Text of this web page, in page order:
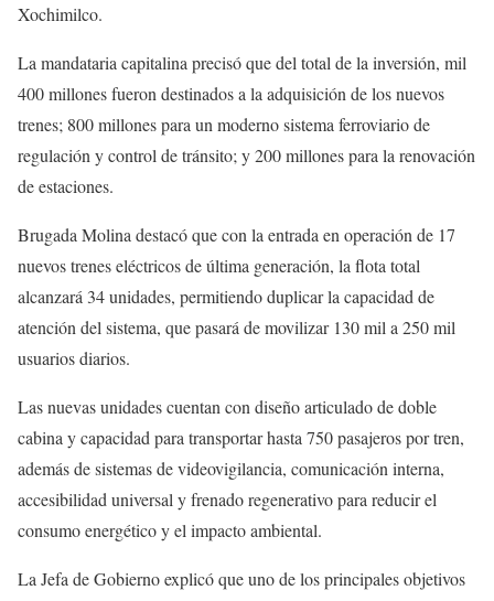
Xochimilco.
La mandataria capitalina precisó que del total de la inversión, mil
400 millones fueron destinados a la adquisición de los nuevos
trenes; 800 millones para un moderno sistema ferroviario de
regulación y control de tránsito; y 200 millones para la renovación
de estaciones.
Brugada Molina destacó que con la entrada en operación de 17
nuevos trenes eléctricos de última generación, la flota total
alcanzará 34 unidades, permitiendo duplicar la capacidad de
atención del sistema, que pasará de movilizar 130 mil a 250 mil
usuarios diarios.
Las nuevas unidades cuentan con diseño articulado de doble
cabina y capacidad para transportar hasta 750 pasajeros por tren,
además de sistemas de videovigilancia, comunicación interna,
accesibilidad universal y frenado regenerativo para reducir el
consumo energético y el impacto ambiental.
La Jefa de Gobierno explicó que uno de los principales objetivos